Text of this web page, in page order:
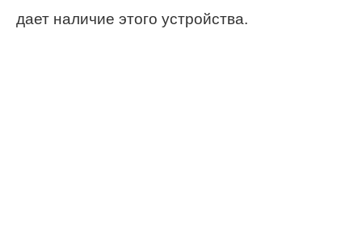
дает наличие этого устройства.